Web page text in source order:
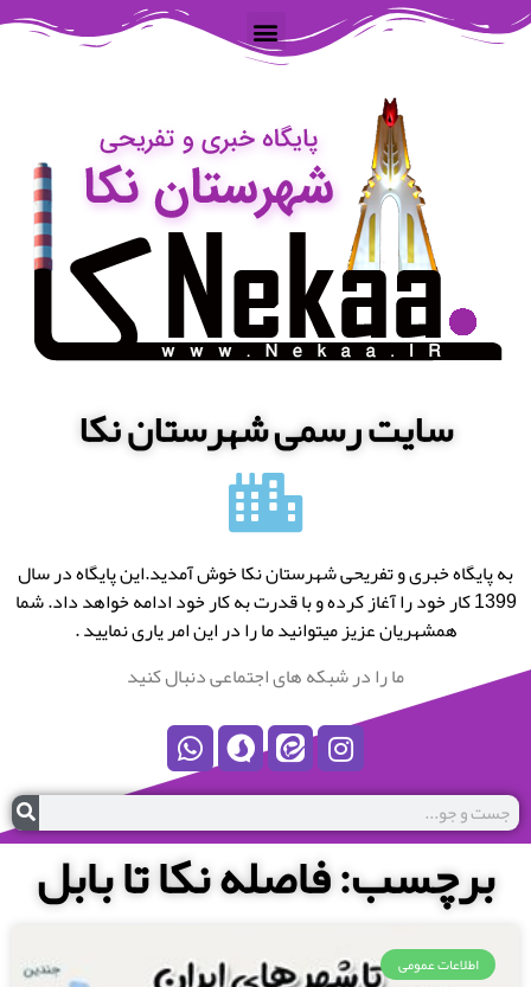
سایت رسمی شهرستان نکا
به پایگاه خبری و تفریحی شهرستان نکا خوش آمدید.این پایگاه در سال
1399 کار خود را آغاز کرده و با قدرت به کار خود ادامه خواهد داد. شما
همشهریان عزیز میتوانید ما را در این امر یاری نمایید .
ما را در شبکه های اجتماعی دنبال کنید
برچسب: فاصله نکا تا بابل
اطلاعات عمومی